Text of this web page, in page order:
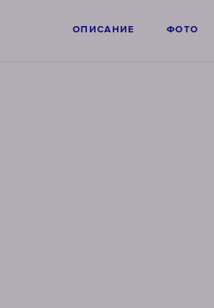
ОПИСАНИЕ ФОТО